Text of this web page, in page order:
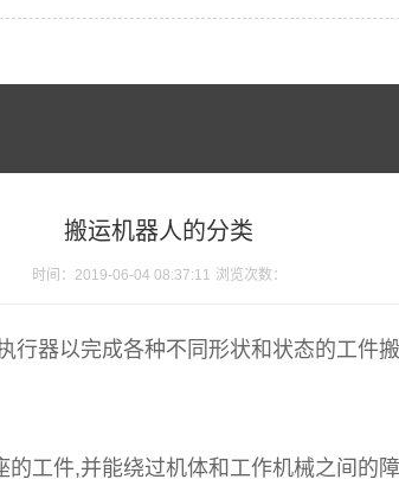
搬运机器人的分类
时间：2019-06-04 08:37:11 浏览次数：
行器以完成各种不同形状和状态的工件
工件,并能绕过机体和工作机械之间的